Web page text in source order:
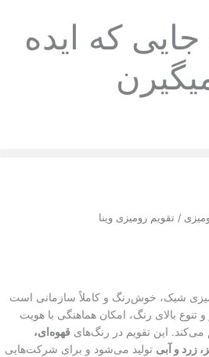
جایی که ایده
/ تقویم رومیزی وینا
شیک، خوش‌رنگ و کاملاً سازمانی است
و تنوع بالای رنگ، امکان هماهنگی با هویت
این تقویم در رنگ‌های قهوه‌ای،
زرد و آبی تولید می‌شود و برای شرکت‌هایی